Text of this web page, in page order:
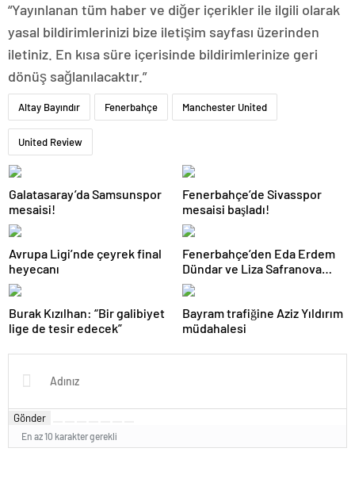
“Yayınlanan tüm haber ve diğer içerikler ile ilgili olarak
yasal bildirimlerinizi bize iletişim sayfası üzerinden
iletiniz. En kısa süre içerisinde bildirimlerinize geri
dönüş sağlanılacaktır.”
Altay Bayındır Fenerbahçe Manchester United
United Review
Galatasaray’da Samsunspor
mesaisi!
Fenerbahçe’de Sivasspor
mesaisi başladı!
Avrupa Ligi’nde çeyrek final
heyecanı
Fenerbahçe’den Eda Erdem
Dündar ve Liza Safranova
açıklaması!
Burak Kızılhan: “Bir galibiyet
lige de tesir edecek”
Bayram trafiğine Aziz Yıldırım
müdahalesi
Gönder
En az 10 karakter gerekli